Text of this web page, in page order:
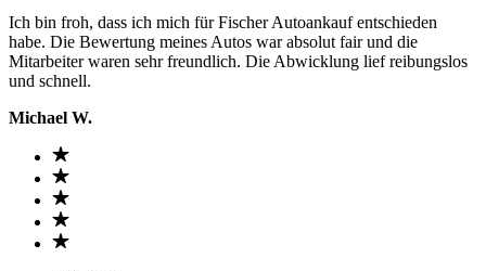
Ich bin froh, dass ich mich für Fischer Autoankauf entschieden
habe. Die Bewertung meines Autos war absolut fair und die
Mitarbeiter waren sehr freundlich. Die Abwicklung lief reibungslos
und schnell.
Michael W.